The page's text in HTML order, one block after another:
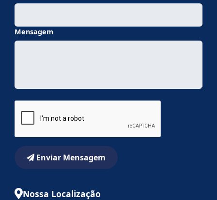
Mensagem
Enviar Mensagem
Nossa Localização